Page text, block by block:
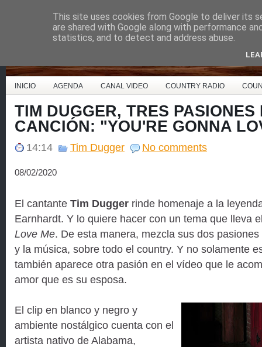
Country Music España
INICIO AGENDA CANAL VIDEO COUNTRY RADIO
TIM DUGGER, TRES PASIONES
CANCIÓN: "YOU'RE GONNA
14:14 Tim Dugger No comments
08/02/2020
El cantante Tim Dugger rinde homenaje a la
Earnhardt. Y lo quiere hacer con un tema que lleva
Love Me. De esta manera, mezcla sus dos
y la música, sobre todo el country. Y no solamente
también aparece otra pasión en el vídeo que le
amor que es su esposa.
El clip en blanco y negro y
ambiente nostálgico cuenta con el
artista nativo de Alabama,
This site uses cookies from Google to deliver its
are shared with Google along with performance
statistics, and to detect and address abuse.